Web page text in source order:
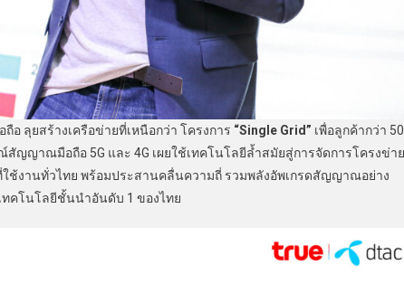
ลุยสร้างเครือข่ายที่เหนือกว่า โครงการ “Single Grid” เพื่อลูกค้ากว่า 50
ญาณมือถือ 5G และ 4G เผยใช้เทคโนโลยีล้ำสมัยสู่การจัดการโครงข่าย
ช้งานทั่วไทย พร้อมประสานคลื่นความถี่ รวมพลังอัพเกรดสัญญาณอย่าง
คโนโลยีชั้นนำอันดับ 1 ของไทย